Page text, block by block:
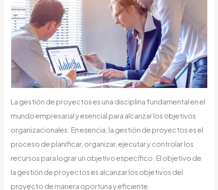
La gestión de proyectos es una disciplina fundamental en el
mundo empresarial y esencial para alcanzar los objetivos
organizacionales. En esencia, la gestión de proyectos es el
proceso de planificar, organizar, ejecutar y controlar los
recursos para lograr un objetivo específico. El objetivo de
la gestión de proyectos es alcanzar los objetivos del
proyecto de manera oportuna y eficiente.